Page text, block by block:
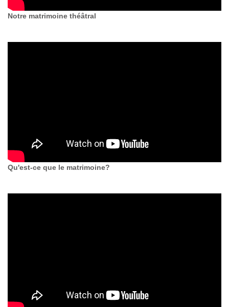
Notre matrimoine théâtral
Qu'est-ce que le matrimoine?